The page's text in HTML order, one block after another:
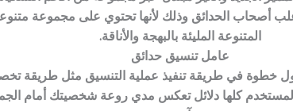
أصحاب الحدائق وذلك لأنها تحتوي على مجموعة متنوعة
المتنوعة المليئة بالبهجة والأناقة.
عامل تنسيق حدائق
خطوة في طريقة تنفيذ عملية التنسيق مثل طريقة
كلها دلائل تعكس مدي روعة شخصيتك أمام